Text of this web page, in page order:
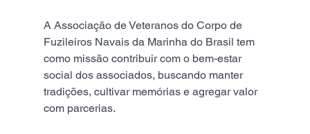
A Associação de Veteranos do Corpo de
Fuzileiros Navais da Marinha do Brasil tem
como missão contribuir com o bem-estar
social dos associados, buscando manter
tradições, cultivar memórias e agregar valor
com parcerias.